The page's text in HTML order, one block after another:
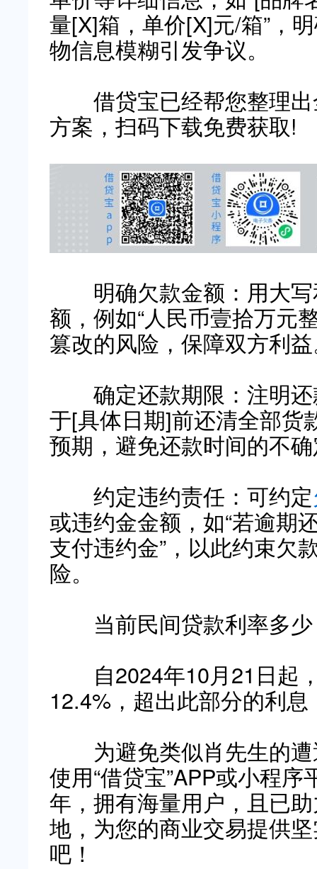
量[X]箱，单价[X]元/箱”，
物信息模糊引发争议。
借贷宝已经帮您整理出
方案，扫码下载免费获取!
明确欠款金额：用大写
额，例如“人民币壹拾万元
篡改的风险，保障双方利
确定还款期限：注明还
于[具体日期]前还清全部货
预期，避免还款时间的不
约定违约责任：可约定
或违约金金额，如“若逾期
支付违约金”，以此约束欠
险。
当前民间贷款利率多少
自2024年10月21日起
12.4%，超出此部分的利
为避免类似肖先生的遭
使用“借贷宝”APP或小程序
年，拥有海量用户，且已
地，为您的商业交易提供
吧！